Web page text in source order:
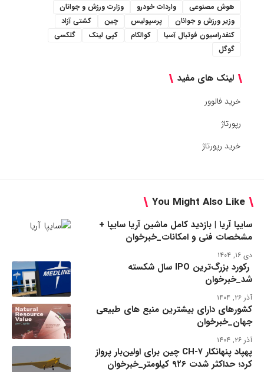
هوش مصنوعی
واردات خودرو
وزارت ورزش و جوانان
وزیر ورزش و جوانان
پرسپولیس چین
کشتی آزاد
کنفدراسیون فوتبال آسیا
کوالکام کپی لینک
گلکسی
گوگل
لینک های مفید
خرید فالوور
رپورتاژ
خرید رپورتاژ
You Might Also Like
سایپا آریا | بازدید کامل ماشین آریا سایپا +
مشخصات فنی و امکانات_خبرخوان
دی ۱۶, ۱۴۰۴
رکورد بزرگ‌ترین IPO سال شکسته
شد_خبرخوان
آذر ۲۶, ۱۴۰۴
کشورهای دارای بیشترین منبع های طبیعی
جهان_خبرخوان
آذر ۲۶, ۱۴۰۴
پهپاد پنهانکار CH-۷ چین برای اولین‌بار پرواز
کرد؛ حداکثر شدت ۹۲۶ کیلومتر_خبرخوان